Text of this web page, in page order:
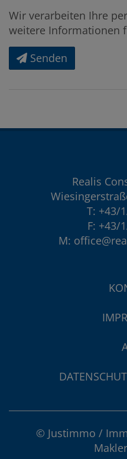
Wir verarbeiten Ihre
weitere Informationen
Senden
Realis
T: +43/
F: +43/
M:
© Justimmo /